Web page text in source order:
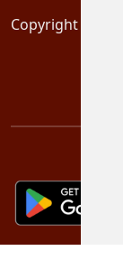
Copyright 2024